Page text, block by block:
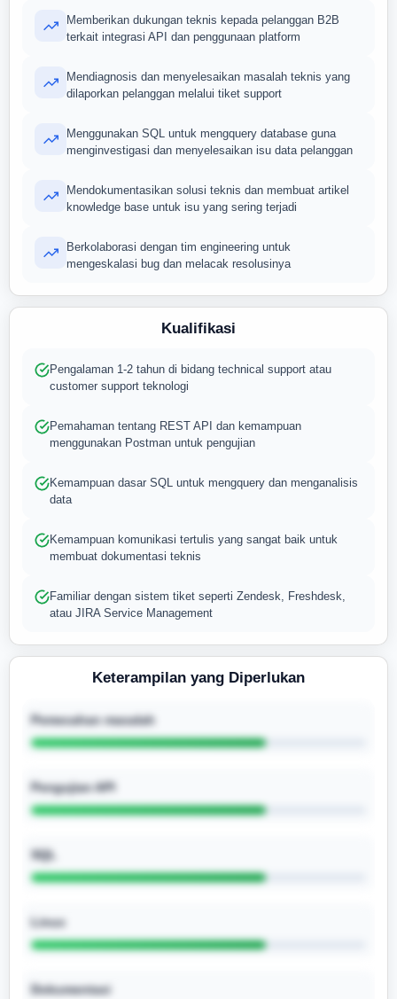
Memberikan dukungan teknis kepada pelanggan B2B
terkait integrasi API dan penggunaan platform
Mendiagnosis dan menyelesaikan masalah teknis yang
dilaporkan pelanggan melalui tiket support
Menggunakan SQL untuk mengquery database guna
menginvestigasi dan menyelesaikan isu data pelanggan
Mendokumentasikan solusi teknis dan membuat artikel
knowledge base untuk isu yang sering terjadi
Berkolaborasi dengan tim engineering untuk
mengeskalasi bug dan melacak resolusinya
Kualifikasi
Pengalaman 1-2 tahun di bidang technical support atau
customer support teknologi
Pemahaman tentang REST API dan kemampuan
menggunakan Postman untuk pengujian
Kemampuan dasar SQL untuk mengquery dan menganalisis
data
Kemampuan komunikasi tertulis yang sangat baik untuk
membuat dokumentasi teknis
Familiar dengan sistem tiket seperti Zendesk, Freshdesk,
atau JIRA Service Management
Keterampilan yang Diperlukan
Pemecahan masalah
Pengujian API
SQL
Linux
Dokumentasi